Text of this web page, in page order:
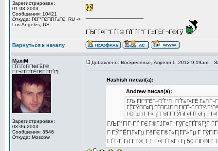
Зарегистрирован:
01.03.2003
Сообщения: 10421
Откуда: Г€Г°ГЄГіГІГ±ГЄ, RU ->
Los Angeles, US
ГЂГ­Г¤Г°ГҐГ© ГѓГҐГ°Г Г±ГЁГ¬Г®Гў
Вернуться к началу
MaxiM
ГЃГіГ¤ГіГ№ГЁГ©
Г Г¬ГҐГ°ГЁГЄГ Г­ГҐГ¶
Зарегистрирован:
03.06.2003
Сообщения: 3546
Откуда: Moscow
Добавлено: Воскресенье, Апреля 1, 2012 9:19am
Hashish писал(а):
Andrew писал(а):
ГЉ ГЇГ°ГЁГ¬ГҐГ°Гі, ГҐГ±Г«ГЁ
ГЁГЎГіГ¤Гј ГЃГіГЈГ ГІГІГЁ-
Г®Г±ГІГ Г«ГјГ­Г®ГҐ ГЎГіГ¤ГҐГёГј
ГЉГ°ГіГ·ГҐ ГЄГ®ГЈГ¤Г ГўГєГҐГ§Г¦Г
Г ГЎГЁГІГ»Гµ ГёГЄГ®Г«ГјГ­Г»Гµ Г
ГҐГ·Г ГїГ­Г­Г®, Г­Г Г¤ГҐГѕГ±Гј 50 ГІГ®Г­Г­